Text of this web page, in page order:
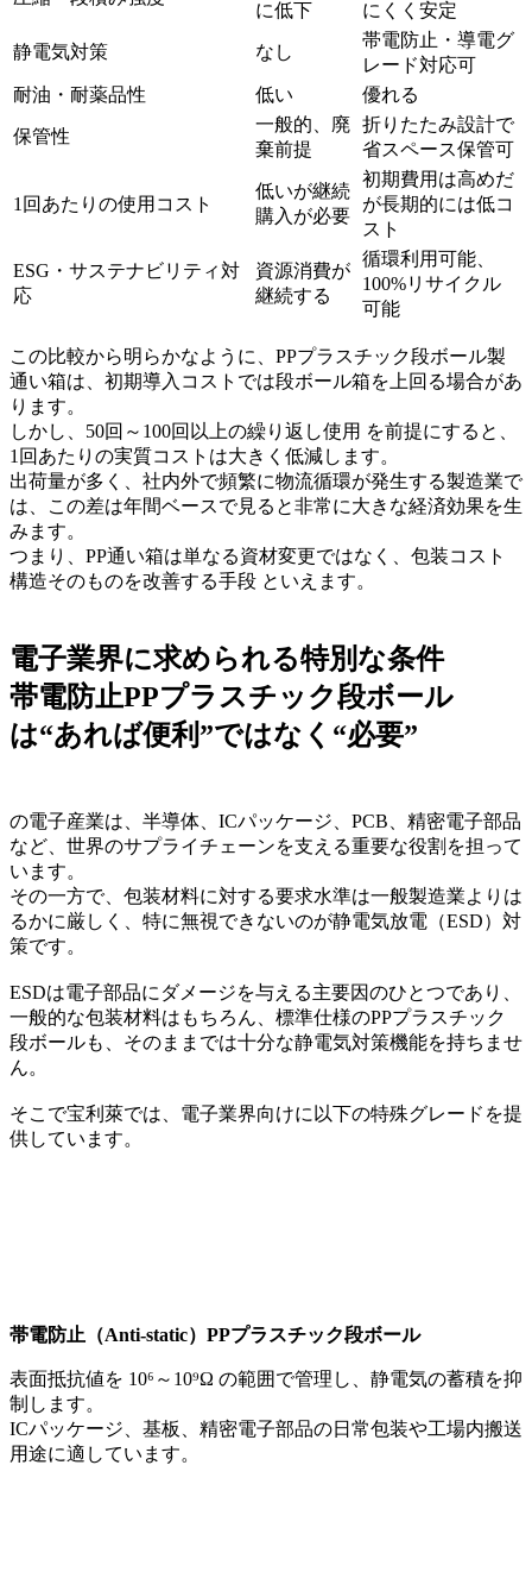
に低下
にくく安定
静電気対策 なし
帯電防止・導電グ
レード対応可
耐油・耐薬品性
低い 優れる
保管性
一般的、廃
棄前提
折りたたみ設計で
省スペース保管可
1回あたりの使用コスト
低いが継続
購入が必要
初期費用は高めだ
が長期的には低コ
スト
ESG・サステナビリティ対
応
資源消費が
継続する
循環利用可能、
100%リサイクル
可能
この比較から明らかなように、PPプラスチック段ボール製
通い箱は、初期導入コストでは段ボール箱を上回る場合があ
ります。
しかし、50回～100回以上の繰り返し使用 を前提にすると、
1回あたりの実質コストは大きく低減します。
出荷量が多く、社内外で頻繁に物流循環が発生する製造業で
は、この差は年間ベースで見ると非常に大きな経済効果を生
みます。
つまり、PP通い箱は単なる資材変更ではなく、包装コスト
構造そのものを改善する手段 といえます。
電子業界に求められる特別な条件
帯電防止PPプラスチック段ボール
は“あれば便利”ではなく“必要”
の電子産業は、半導体、ICパッケージ、PCB、精密電子部品
など、世界のサプライチェーンを支える重要な役割を担って
います。
その一方で、包装材料に対する要求水準は一般製造業よりは
るかに厳しく、特に無視できないのが静電気放電（ESD）対
策です。
ESDは電子部品にダメージを与える主要因のひとつであり、
一般的な包装材料はもちろん、標準仕様のPPプラスチック
段ボールも、そのままでは十分な静電気対策機能を持ちませ
ん。
そこで宝利萊では、電子業界向けに以下の特殊グレードを提
供しています。
帯電防止（Anti-static）PPプラスチック段ボール
表面抵抗値を 10⁶～10⁹Ω の範囲で管理し、静電気の蓄積を抑
制します。
ICパッケージ、基板、精密電子部品の日常包装や工場内搬送
用途に適しています。